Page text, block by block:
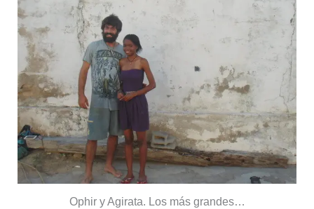
Ophir y Agirata. Los más grandes…